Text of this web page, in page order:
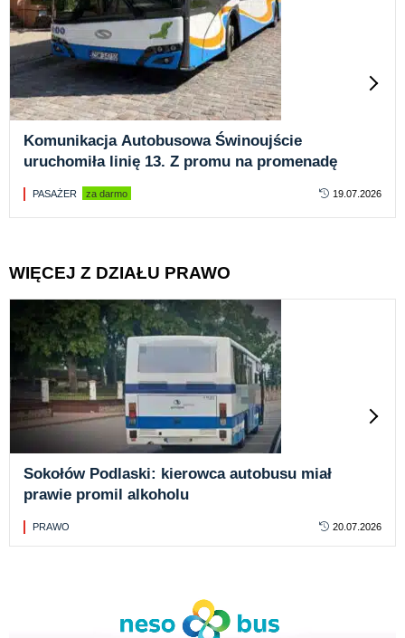
Komunikacja Autobusowa Świnoujście
uruchomiła linię 13. Z promu na promenadę
PASAŻER za darmo 19.07.2026
WIĘCEJ Z DZIAŁU PRAWO
Sokołów Podlaski: kierowca autobusu miał
prawie promil alkoholu
PRAWO 20.07.2026